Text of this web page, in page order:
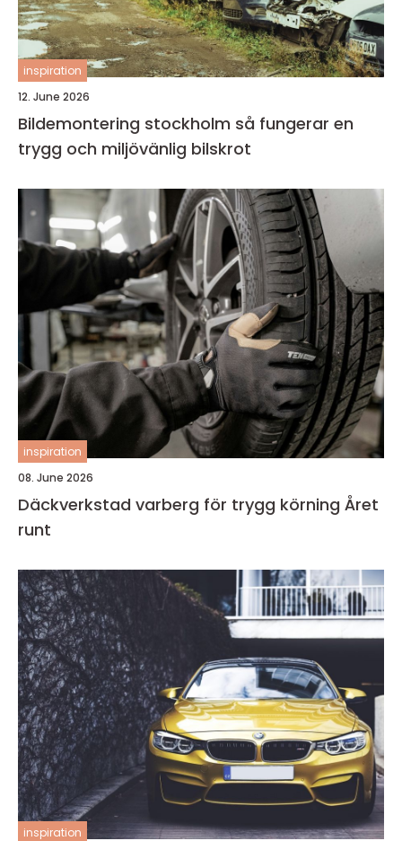
inspiration
12. June 2026
Bildemontering stockholm så fungerar en
trygg och miljövänlig bilskrot
inspiration
08. June 2026
Däckverkstad varberg för trygg körning Året
runt
inspiration